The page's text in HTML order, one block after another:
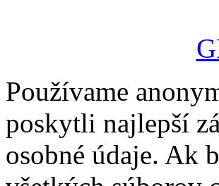
Používame
poskytli najlepší
osobné údaje. Ak